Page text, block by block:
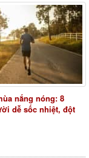
nắng nóng: 8
dễ sốc nhiệt, đột